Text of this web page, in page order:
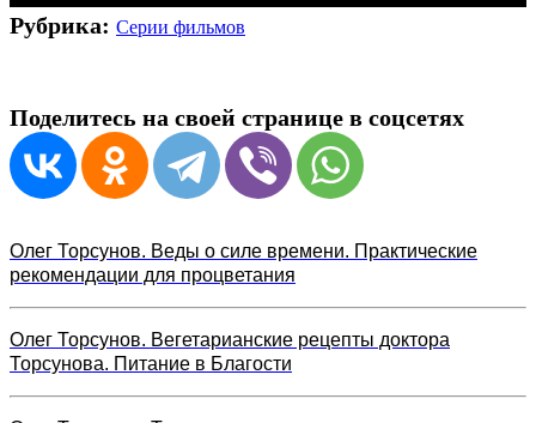
Рубрика: Серии фильмов
Поделитесь на своей странице в соцсетях
Олег Торсунов. Веды о силе времени. Практические
рекомендации для процветания
Олег Торсунов. Вегетарианские рецепты доктора
Торсунова. Питание в Благости